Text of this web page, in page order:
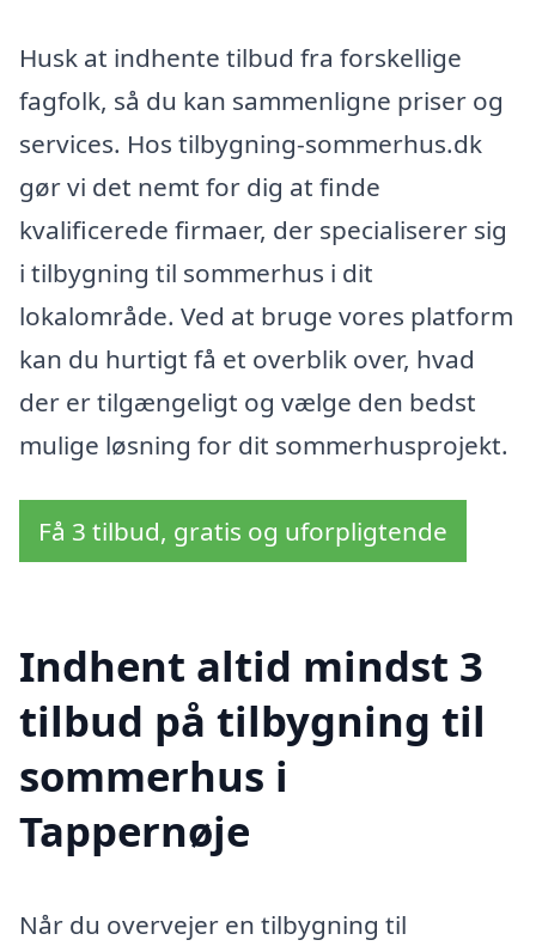
Husk at indhente tilbud fra forskellige
fagfolk, så du kan sammenligne priser og
services. Hos tilbygning-sommerhus.dk
gør vi det nemt for dig at finde
kvalificerede firmaer, der specialiserer sig
i tilbygning til sommerhus i dit
lokalområde. Ved at bruge vores platform
kan du hurtigt få et overblik over, hvad
der er tilgængeligt og vælge den bedst
mulige løsning for dit sommerhusprojekt.
Få 3 tilbud, gratis og uforpligtende
Indhent altid mindst 3
tilbud på tilbygning til
sommerhus i
Tappernøje
Når du overvejer en tilbygning til